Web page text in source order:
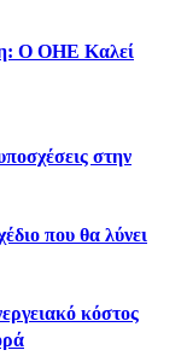
Ο ΟΗΕ Καλεί
στην
που θα λύνει
κόστος